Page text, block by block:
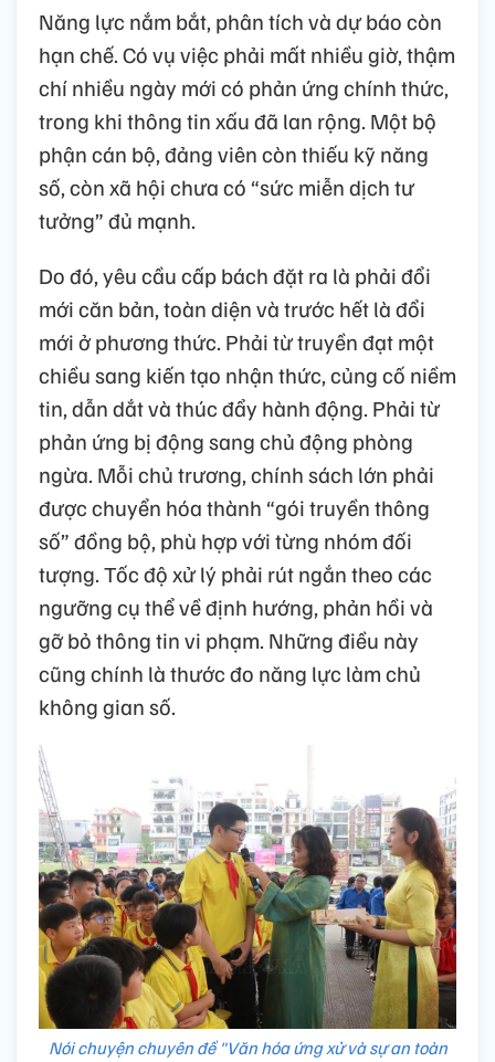
Năng lực nắm bắt, phân tích và dự báo còn
hạn chế. Có vụ việc phải mất nhiều giờ, thậm
chí nhiều ngày mới có phản ứng chính thức,
trong khi thông tin xấu đã lan rộng. Một bộ
phận cán bộ, đảng viên còn thiếu kỹ năng
số, còn xã hội chưa có “sức miễn dịch tư
tưởng” đủ mạnh.
Do đó, yêu cầu cấp bách đặt ra là phải đổi
mới căn bản, toàn diện và trước hết là đổi
mới ở phương thức. Phải từ truyền đạt một
chiều sang kiến tạo nhận thức, củng cố niềm
tin, dẫn dắt và thúc đẩy hành động. Phải từ
phản ứng bị động sang chủ động phòng
ngừa. Mỗi chủ trương, chính sách lớn phải
được chuyển hóa thành “gói truyền thông
số” đồng bộ, phù hợp với từng nhóm đối
tượng. Tốc độ xử lý phải rút ngắn theo các
ngưỡng cụ thể về định hướng, phản hồi và
gỡ bỏ thông tin vi phạm. Những điều này
cũng chính là thước đo năng lực làm chủ
không gian số.
Nói chuyện chuyên đề "Văn hóa ứng xử và sự an toàn